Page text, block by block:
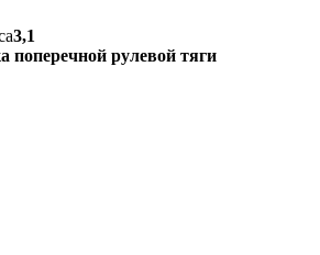
3,1
поперечной рулевой тяги